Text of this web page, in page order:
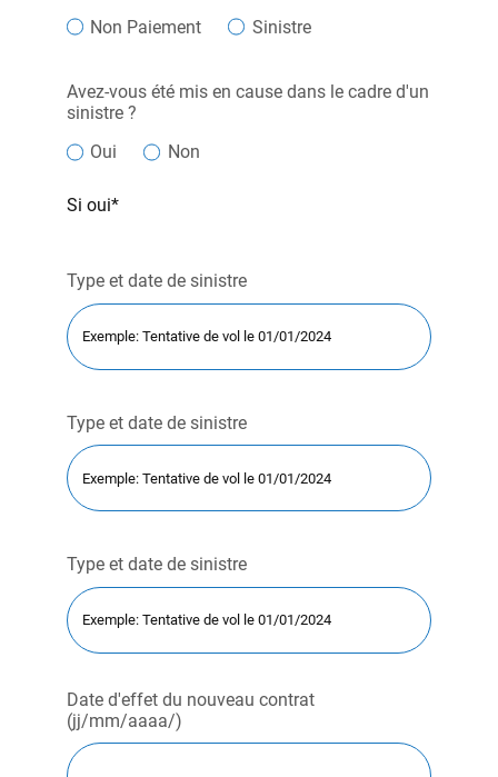
Non Paiement
Sinistre
Avez-vous été mis en cause dans le cadre d'un
sinistre ?
Oui
Non
Si oui*
Type et date de sinistre
Type et date de sinistre
Type et date de sinistre
Date d'effet du nouveau contrat
(jj/mm/aaaa/)